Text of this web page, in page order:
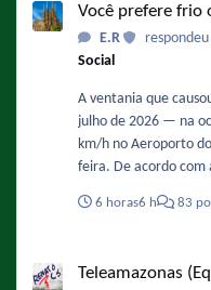
Você prefere frio
E.R
Social
A ventania que
julho de 2026 — na
km/h no Aeroporto
feira. De acordo com a Climatempo, as rajadas de vento na
com possibilidade de
https://
6 horas6 h 83
Teleamazonas